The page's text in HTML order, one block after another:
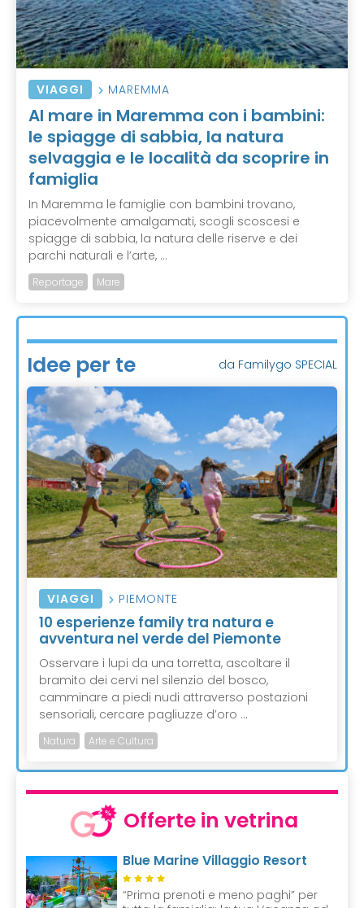
VIAGGI MAREMMA
Al mare in Maremma con i bambini:
le spiagge di sabbia, la natura
selvaggia e le località da scoprire in
famiglia
In Maremma le famiglie con bambini trovano,
piacevolmente amalgamati, scogli scoscesi e
spiagge di sabbia, la natura delle riserve e dei
parchi naturali e l’arte, ...
Reportage Mare
Idee per te da Familygo SPECIAL
VIAGGI PIEMONTE
10 esperienze family tra natura e
avventura nel verde del Piemonte
Osservare i lupi da una torretta, ascoltare il
bramito dei cervi nel silenzio del bosco,
camminare a piedi nudi attraverso postazioni
sensoriali, cercare pagliuzze d’oro ...
Natura Arte e Cultura
Offerte in vetrina
Blue Marine Villaggio Resort
“Prima prenoti e meno paghi” per